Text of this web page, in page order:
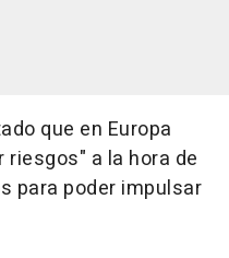
que en Europa
a la hora de
para poder impulsar